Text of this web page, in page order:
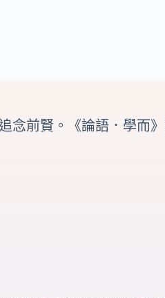
念前賢。《論語．學而》